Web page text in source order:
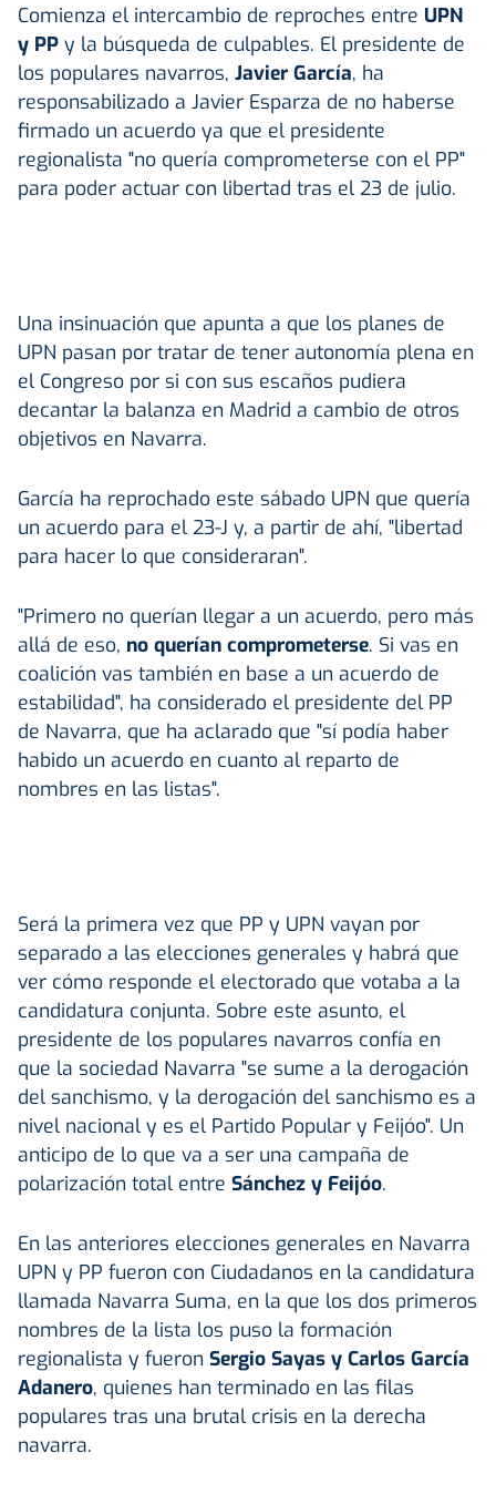
Comienza el intercambio de reproches entre UPN
y PP y la búsqueda de culpables. El presidente de
los populares navarros, Javier García, ha
responsabilizado a Javier Esparza de no haberse
firmado un acuerdo ya que el presidente
regionalista "no quería comprometerse con el PP"
para poder actuar con libertad tras el 23 de julio.
Una insinuación que apunta a que los planes de
UPN pasan por tratar de tener autonomía plena en
el Congreso por si con sus escaños pudiera
decantar la balanza en Madrid a cambio de otros
objetivos en Navarra.
García ha reprochado este sábado UPN que quería
un acuerdo para el 23-J y, a partir de ahí, "libertad
para hacer lo que consideraran".
"Primero no querían llegar a un acuerdo, pero más
allá de eso, no querían comprometerse. Si vas en
coalición vas también en base a un acuerdo de
estabilidad", ha considerado el presidente del PP
de Navarra, que ha aclarado que "sí podía haber
habido un acuerdo en cuanto al reparto de
nombres en las listas".
Será la primera vez que PP y UPN vayan por
separado a las elecciones generales y habrá que
ver cómo responde el electorado que votaba a la
candidatura conjunta. Sobre este asunto, el
presidente de los populares navarros confía en
que la sociedad Navarra "se sume a la derogación
del sanchismo, y la derogación del sanchismo es a
nivel nacional y es el Partido Popular y Feijóo". Un
anticipo de lo que va a ser una campaña de
polarización total entre Sánchez y Feijóo.
En las anteriores elecciones generales en Navarra
UPN y PP fueron con Ciudadanos en la candidatura
llamada Navarra Suma, en la que los dos primeros
nombres de la lista los puso la formación
regionalista y fueron Sergio Sayas y Carlos García
Adanero, quienes han terminado en las filas
populares tras una brutal crisis en la derecha
navarra.